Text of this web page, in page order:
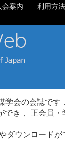
会案内 利用方
学会の会誌です．
き， 正会員
ダウンロードが